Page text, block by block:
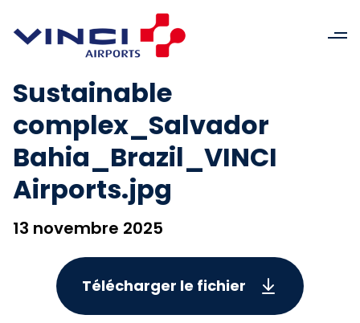
Sustainable
complex_Salvador
Bahia_Brazil_VINCI
Airports.jpg
13 novembre 2025
Télécharger le fichier